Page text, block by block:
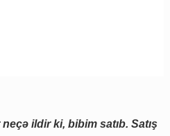
ildir ki, bibim satıb. Satış